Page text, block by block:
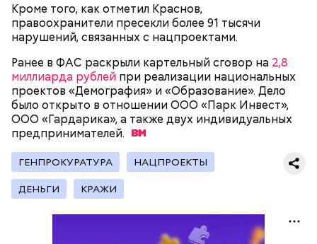
Кроме того, как отметил Краснов,
правоохранители пресекли более 91 тысячи
нарушений, связанных с нацпроектами.
Ранее в ФАС раскрыли картельный сговор на 2,8
миллиарда рублей при реализации национальных
проектов «Демография» и «Образование». Дело
было открыто в отношении ООО «Парк Инвест»,
ООО «Гардарика», а также двух индивидуальных
предпринимателей.
ГЕНПРОКУРАТУРА НАЦПРОЕКТЫ
ДЕНЬГИ КРАЖИ
— Кабачки, порезанные кубиками, нужно легко
обжарить на сковороде. К ним добавляются зелень
петрушки, чеснок, соль и оливковое масло.
Получается очень вкусно, — поделился рецептом
Копылов.
с сахарным диабетом;
лишним весом.